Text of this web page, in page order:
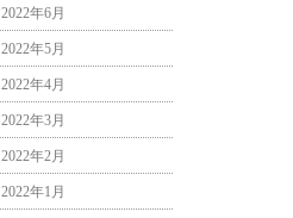
2022年6月
2022年5月
2022年4月
2022年3月
2022年2月
2022年1月